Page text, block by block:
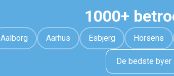
1000+
Aalborg Aarhus Esbjerg Horsens
De bedste byer